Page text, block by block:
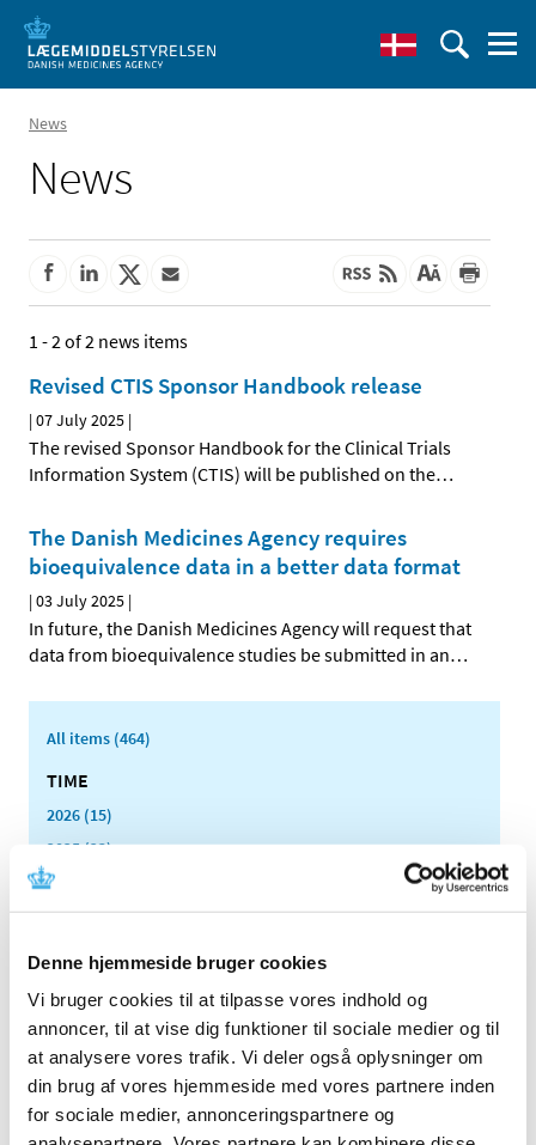
Denne hjemmeside bruger cookies
Vi bruger cookies til at tilpasse vores indhold og
annoncer, til at vise dig funktioner til sociale medier og til
at analysere vores trafik. Vi deler også oplysninger om
din brug af vores hjemmeside med vores partnere inden
for sociale medier, annonceringspartnere og
News
News
1 - 2 of 2 news items
Revised CTIS Sponsor Handbook release
|07 July 2025 |
The revised Sponsor Handbook for the Clinical Trials
Information System (CTIS) will be published on the…
The Danish Medicines Agency requires
bioequivalence data in a better data format
|03 July 2025 |
In future, the Danish Medicines Agency will request that
data from bioequivalence studies be submitted in an…
All items (464)
TIME
2026 (15)
2025 (23)
November (4)
September (3)
August (1)
July (2)
June (1)
March (3)
February (2)